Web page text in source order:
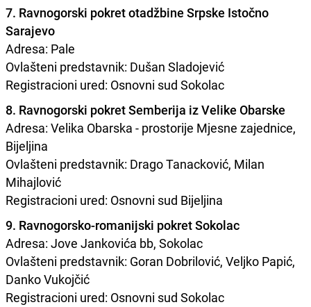
7. Ravnogorski pokret otadžbine Srpske Istočno
Sarajevo
Adresa: Pale
Ovlašteni predstavnik: Dušan Sladojević
Registracioni ured: Osnovni sud Sokolac
8. Ravnogorski pokret Semberija iz Velike Obarske
Adresa: Velika Obarska - prostorije Mjesne zajednice,
Bijeljina
Ovlašteni predstavnik: Drago Tanacković, Milan
Mihajlović
Registracioni ured: Osnovni sud Bijeljina
9. Ravnogorsko-romanijski pokret Sokolac
Adresa: Jove Jankovića bb, Sokolac
Ovlašteni predstavnik: Goran Dobrilović, Veljko Papić,
Danko Vukojčić
Registracioni ured: Osnovni sud Sokolac